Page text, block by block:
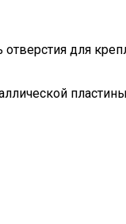
для